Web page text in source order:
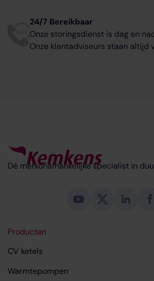
24/7 Bereikbaar
Onze storingsdienst is dag en
Onze klantadviseurs staan altijd
Dé merkonafhankelijke specialist in
Producten
CV ketels
Warmtepompen